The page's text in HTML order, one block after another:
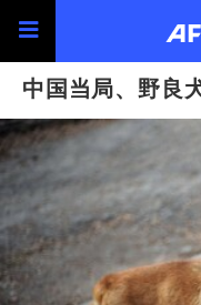
中国当局、野良